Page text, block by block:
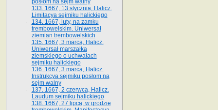
posłom na sejm walny
133. 1667, 13 stycznia, Halicz.
Limitacya sejmiku halickiego
134. 1667, luty, na zamku
trembowelskim. Uniwersał
ziemian trembowelskich
135. 1667, 3 marca, Halicz.
Uniwersał marszałka
ziemskiego o uchwałach
sejmiku halickiego
136. 1667, 3 marca, Halicz.
Instrukcya sejmiku posłom na
sejm walny
137. 1667, 2 czerwca, Halicz.
Laudum sejmiku halickiego
138. 1667, 27 lipca, w grodzie